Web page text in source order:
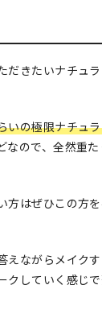
だきたいナチュ
いの極限ナチュ
なので、全然重
方はぜひこの方
ながらメイクす
クしていく感じ